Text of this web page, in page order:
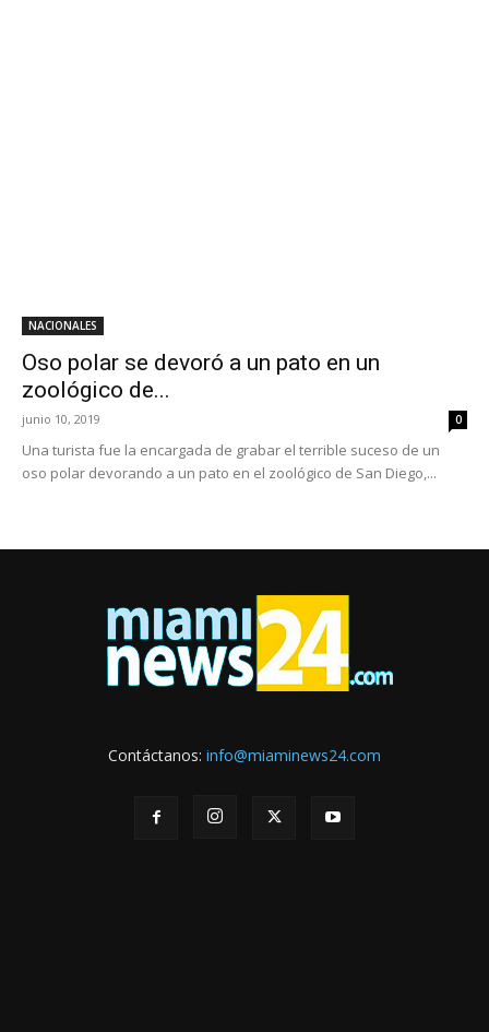
NACIONALES
Oso polar se devoró a un pato en un
zoológico de...
junio 10, 2019 0
Una turista fue la encargada de grabar el terrible suceso de un
oso polar devorando a un pato en el zoológico de San Diego,...
Contáctanos: info@miaminews24.com